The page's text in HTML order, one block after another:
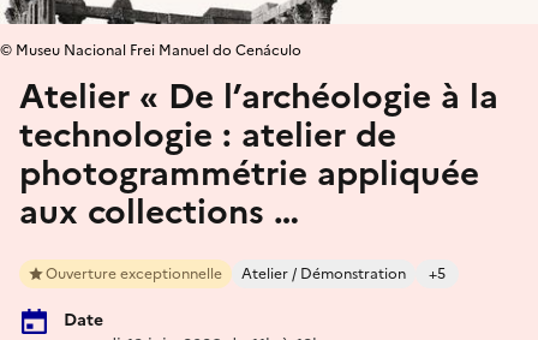
Atelier « De l’archéologie à la
technologie : atelier de
photogrammétrie appliquée
aux collections …
Ouverture exceptionnelle Atelier / Démonstration +5
Date
© Museu Nacional Frei Manuel do Cenáculo